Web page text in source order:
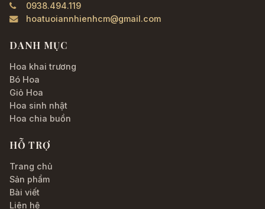
0938.494.119
hoatuoiannhienhcm@gmail.com
DANH MỤC
Hoa khai trương
Bó Hoa
Giỏ Hoa
Hoa sinh nhật
Hoa chia buồn
HỖ TRỢ
Trang chủ
Sản phẩm
Bài viết
Liên hệ